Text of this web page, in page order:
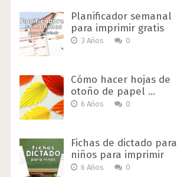
Planificador semanal
para imprimir gratis
3 Años 0
Cómo hacer hojas de
otoño de papel …
6 Años 0
Fichas de dictado para
niños para imprimir
6 Años 0